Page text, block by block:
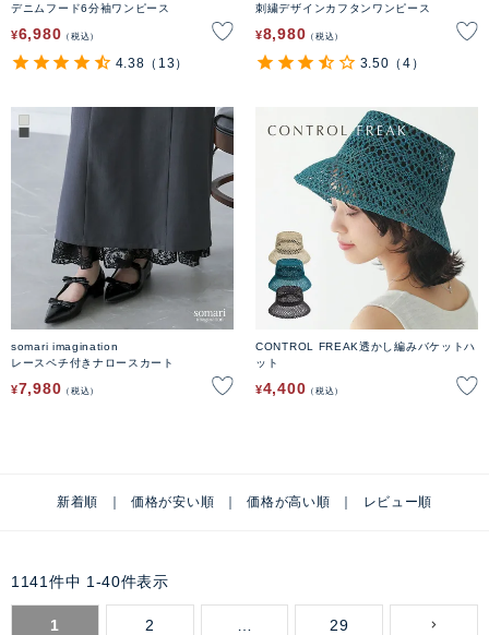
デニムフード6分袖ワンピース
¥6,980 税込
4.38 （13）
刺繍デザインカフタンワンピース
¥8,980 税込
3.50 （4）
somari imagination
レースペチ付きナロースカート
¥7,980 税込
CONTROL FREAK透かし編みバケットハ
ット
¥4,400 税込
新着順 価格が安い順 価格が高い順 レビュー順
1141 件中 1 -40件表示
1 2 29